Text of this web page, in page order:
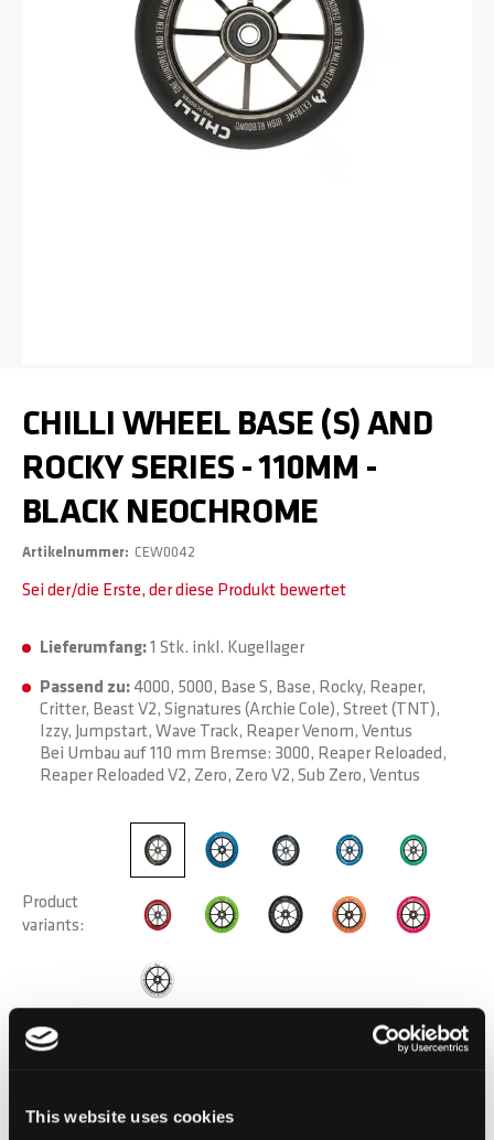
This website uses cookies
CHILLI WHEEL BASE (S) AND
ROCKY SERIES - 110MM -
BLACK NEOCHROME
Artikelnummer CEW0042
Sei der/die Erste, der diese Produkt bewertet
Lieferumfang:1 Stk. inkl. Kugellager
Passend zu:4000, 5000, Base S, Base, Rocky, Reaper,
Critter, Beast V2, Signatures (Archie Cole), Street (TNT),
Izzy, Jumpstart, Wave Track, Reaper Venom, Ventus
Bei Umbau auf 110 mm Bremse: 3000, Reaper Reloaded,
Reaper Reloaded V2, Zero, Zero V2, Sub Zero, Ventus
Product
variants
LIEFERZEIT: